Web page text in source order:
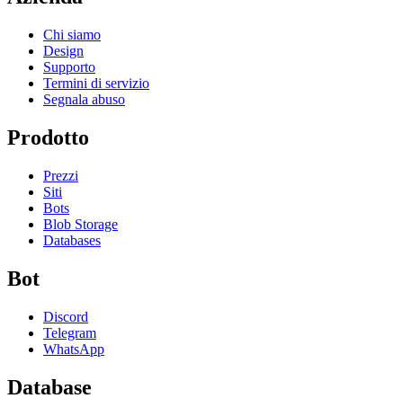
Chi siamo
Design
Supporto
Termini di servizio
Segnala abuso
Prodotto
Prezzi
Siti
Bots
Blob Storage
Databases
Bot
Discord
Telegram
WhatsApp
Database